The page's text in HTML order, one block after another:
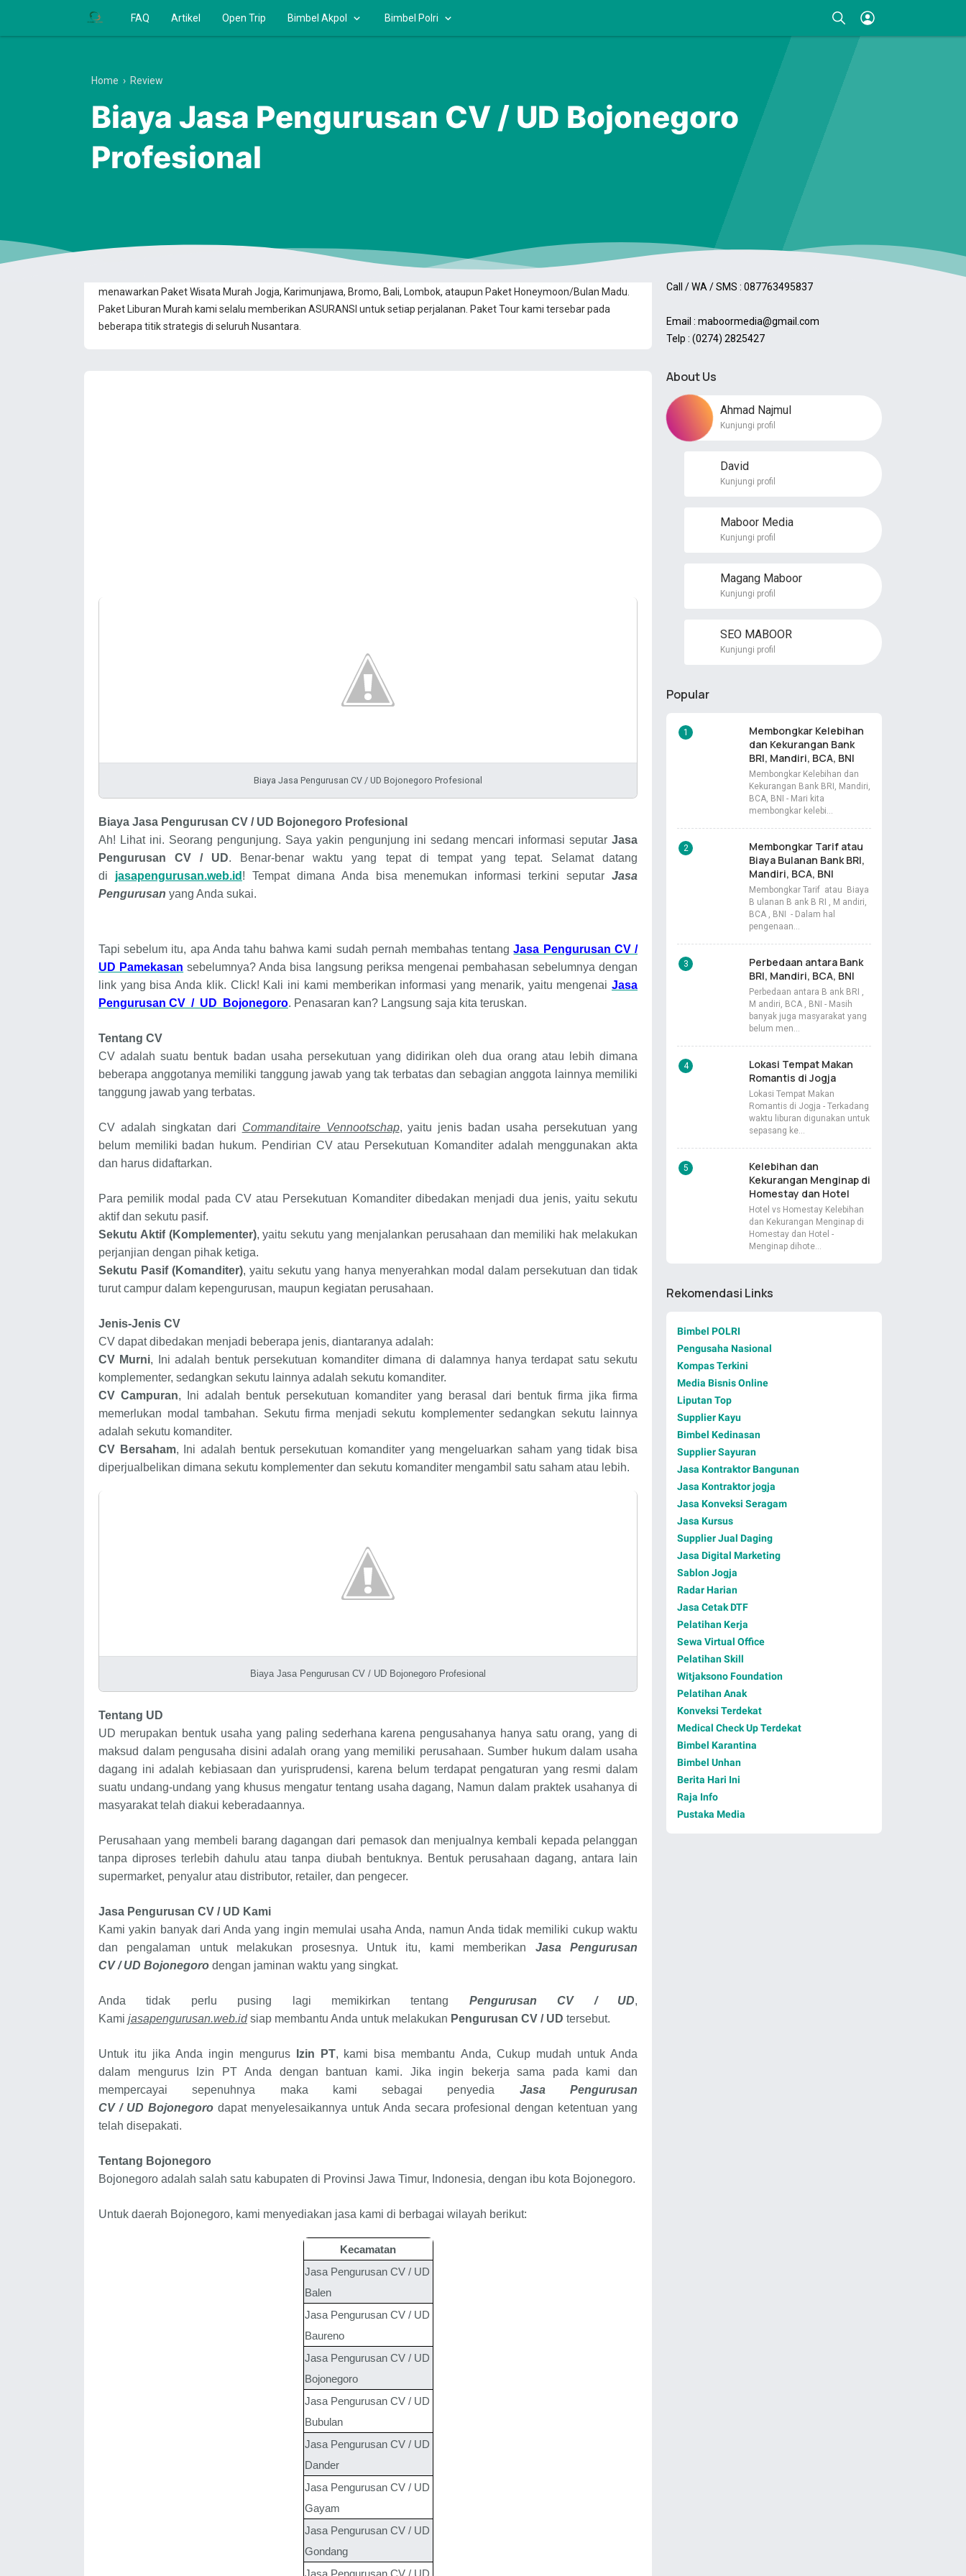
FAQ Artikel Open Trip Bimbel Akpol Bimbel Polri
menawarkan Paket Wisata Murah Jogja, Karimunjawa, Bromo, Bali, Lombok, ataupun Paket Honeymoon/Bulan Madu.
Paket Liburan Murah kami selalu memberikan ASURANSI untuk setiap perjalanan. Paket Tour kami tersebar pada
beberapa titik strategis di seluruh Nusantara.
Home › Review
Biaya Jasa Pengurusan CV / UD Bojonegoro
Profesional
Biaya Jasa Pengurusan CV / UD Bojonegoro Profesional
Biaya Jasa Pengurusan CV / UD Bojonegoro Profesional
Ah! Lihat ini. Seorang pengunjung. Saya yakin pengunjung ini sedang mencari informasi seputar Jasa
Pengurusan CV
/ UD. Benar-benar waktu yang tepat di tempat yang tepat. Selamat datang
di jasapengurusan.web.id ! Tempat dimana Anda bisa menemukan informasi terkini seputarJasa
Pengurusan yang Anda sukai.
Tapi sebelum itu, apa Anda tahu bahwa kami sudah pernah membahas tentangJasa Pengurusan CV /
UD Pamekasan sebelumnya? Anda bisa langsung periksa mengenai pembahasan sebelumnya dengan
link yang bisa Anda klik. Click! Kali ini kami memberikan informasi yang menarik, yaitu mengenai Jasa
Pengurusan CV / UD Bojonegoro. Penasaran kan? Langsung saja kita teruskan.
Tentang CV
CV adalah suatu bentuk badan usaha persekutuan yang didirikan oleh dua orang atau lebih dimana
beberapa anggotanya memiliki tanggung jawab yang tak terbatas dan sebagian anggota lainnya memiliki
tanggung jawab yang terbatas.
CV adalah singkatan dari Commanditaire Vennootschap, yaitu jenis badan usaha persekutuan yang
belum memiliki badan hukum. Pendirian CV atau Persekutuan Komanditer adalah menggunakan akta
dan harus didaftarkan.
Para pemilik modal pada CV atau Persekutuan Komanditer dibedakan menjadi dua jenis, yaitu sekutu
aktif dan sekutu pasif.
Sekutu Aktif (Komplementer), yaitu sekutu yang menjalankan perusahaan dan memiliki hak melakukan
perjanjian dengan pihak ketiga.
Sekutu Pasif (Komanditer), yaitu sekutu yang hanya menyerahkan modal dalam persekutuan dan tidak
turut campur dalam kepengurusan, maupun kegiatan perusahaan.
Jenis-Jenis CV
CV dapat dibedakan menjadi beberapa jenis, diantaranya adalah:
CV Murni, Ini adalah bentuk persekutuan komanditer dimana di dalamnya hanya terdapat satu sekutu
komplementer, sedangkan sekutu lainnya adalah sekutu komanditer.
CV Campuran, Ini adalah bentuk persekutuan komanditer yang berasal dari bentuk firma jika firma
memerlukan modal tambahan. Sekutu firma menjadi sekutu komplementer sedangkan sekutu lainnya
adalah sekutu komanditer.
CV Bersaham, Ini adalah bentuk persekutuan komanditer yang mengeluarkan saham yang tidak bisa
diperjualbelikan dimana sekutu komplementer dan sekutu komanditer mengambil satu saham atau lebih.
Biaya Jasa Pengurusan CV / UD Bojonegoro Profesional
Tentang UD
UD merupakan bentuk usaha yang paling sederhana karena pengusahanya hanya satu orang, yang di
maksud dalam pengusaha disini adalah orang yang memiliki perusahaan. Sumber hukum dalam usaha
dagang ini adalah kebiasaan dan yurisprudensi, karena belum terdapat pengaturan yang resmi dalam
suatu undang-undang yang khusus mengatur tentang usaha dagang, Namun dalam praktek usahanya di
masyarakat telah diakui keberadaannya.
Perusahaan yang membeli barang dagangan dari pemasok dan menjualnya kembali kepada pelanggan
tanpa diproses terlebih dahulu atau tanpa diubah bentuknya. Bentuk perusahaan dagang, antara lain
supermarket, penyalur atau distributor, retailer, dan pengecer.
Jasa Pengurusan CV / UD Kami
Kami yakin banyak dari Anda yang ingin memulai usaha Anda, namun Anda tidak memiliki cukup waktu
dan pengalaman untuk melakukan prosesnya. Untuk itu, kami memberikan Jasa Pengurusan
CV / UD Bojonegoro dengan jaminan waktu yang singkat.
Anda tidak perlu pusing lagi memikirkan tentang Pengurusan CV / UD,
Kami jasapengurusan.web.id siap membantu Anda untuk melakukan Pengurusan CV / UD tersebut.
Untuk itu jika Anda ingin mengurus Izin PT, kami bisa membantu Anda, Cukup mudah untuk Anda
dalam mengurus Izin PT Anda dengan bantuan kami. Jika ingin bekerja sama pada kami dan
mempercayai sepenuhnya maka kami sebagai penyedia Jasa Pengurusan
CV / UD Bojonegoro dapat menyelesaikannya untuk Anda secara profesional dengan ketentuan yang
telah disepakati.
Tentang Bojonegoro
Bojonegoro adalah salah satu kabupaten di Provinsi Jawa Timur, Indonesia, dengan ibu kota Bojonegoro.
Untuk daerah Bojonegoro, kami menyediakan jasa kami di berbagai wilayah berikut:
Kecamatan
Jasa Pengurusan CV / UD
Balen
Jasa Pengurusan CV / UD
Baureno
Jasa Pengurusan CV / UD
Bojonegoro
Jasa Pengurusan CV / UD
Bubulan
Jasa Pengurusan CV / UD
Dander
Jasa Pengurusan CV / UD
Gayam
Jasa Pengurusan CV / UD
Gondang
Call / WA / SMS : 087763495837
Email : maboormedia@gmail.com
Telp : (0274) 2825427
About Us
Ahmad Najmul
Kunjungi profil
David
Kunjungi profil
Maboor Media
Kunjungi profil
Magang Maboor
Kunjungi profil
SEO MABOOR
Kunjungi profil
Popular
Membongkar Kelebihan
dan Kekurangan Bank
BRI, Mandiri, BCA, BNI
Membongkar Kelebihan dan
Kekurangan Bank BRI, Mandiri,
BCA, BNI - Mari kita
membongkar kelebi…
Membongkar Tarif atau
Biaya Bulanan Bank BRI,
Mandiri, BCA, BNI
Membongkar Tarif atau Biaya
B ulanan B ank B RI , M andiri,
BCA , BNI - Dalam hal
pengenaan…
Perbedaan antara Bank
BRI, Mandiri, BCA, BNI
Perbedaan antara B ank BRI ,
M andiri, BCA , BNI - Masih
banyak juga masyarakat yang
belum men…
Lokasi Tempat Makan
Romantis di Jogja
Lokasi Tempat Makan
Romantis di Jogja - Terkadang
waktu liburan digunakan untuk
sepasang ke…
Kelebihan dan
Kekurangan Menginap di
Homestay dan Hotel
Hotel vs Homestay Kelebihan
dan Kekurangan Menginap di
Homestay dan Hotel -
Menginap dihote…
Rekomendasi Links
Bimbel POLRI
Pengusaha Nasional
Kompas Terkini
Media Bisnis Online
Liputan Top
Supplier Kayu
Bimbel Kedinasan
Supplier Sayuran
Jasa Kontraktor Bangunan
Jasa Kontraktor jogja
Jasa Konveksi Seragam
Jasa Kursus
Supplier Jual Daging
Jasa Digital Marketing
Sablon Jogja
Radar Harian
Jasa Cetak DTF
Pelatihan Kerja
Sewa Virtual Office
Pelatihan Skill
Witjaksono Foundation
Pelatihan Anak
Konveksi Terdekat
Medical Check Up Terdekat
Bimbel Karantina
Bimbel Unhan
Berita Hari Ini
Raja Info
Pustaka Media